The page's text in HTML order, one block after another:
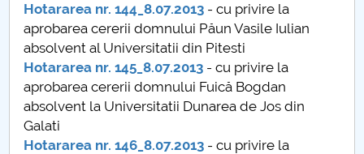
Proiect SU-ETIC
Protection des données personnelles
Université pour la communauté
Études doctorales
Hotararea nr. 144_8.07.2013 - cu privire la
aprobarea cererii domnului Păun Vasile Iulian
absolvent al Universitatii din Pitesti
Hotararea nr. 145_8.07.2013 - cu privire la
aprobarea cererii domnului Fuică Bogdan
absolvent la Universitatii Dunarea de Jos din
Galati
Hotararea nr. 146_8.07.2013 - cu privire la